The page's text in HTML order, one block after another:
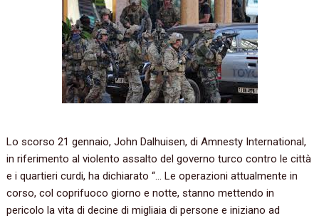
Lo scorso‭ ‬21‭ ‬gennaio,‭ ‬John Dalhuisen,‭ ‬di Amnesty International,‭
‬in riferimento al violento assalto del governo turco contro le città
e i quartieri curdi,‭ ‬ha dichiarato‭ “‬…‭ ‬Le operazioni attualmente in
corso,‭ ‬col coprifuoco giorno e notte,‭ ‬stanno mettendo in
pericolo la vita di decine di migliaia di persone e iniziano ad